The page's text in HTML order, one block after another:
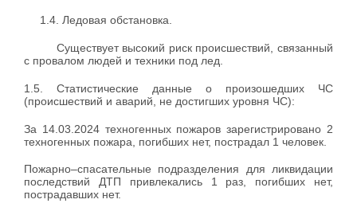
1.4. Ледовая обстановка.
Существует высокий риск происшествий, связанный
с провалом людей и техники под лед.
1.5. Статистические данные о произошедших ЧС
(происшествий и аварий, не достигших уровня ЧС):
За 14.03.2024 техногенных пожаров зарегистрировано 2
техногенных пожара, погибших нет, пострадал 1 человек.
Пожарно–спасательные подразделения для ликвидации
последствий ДТП привлекались 1 раз, погибших нет,
пострадавших нет.